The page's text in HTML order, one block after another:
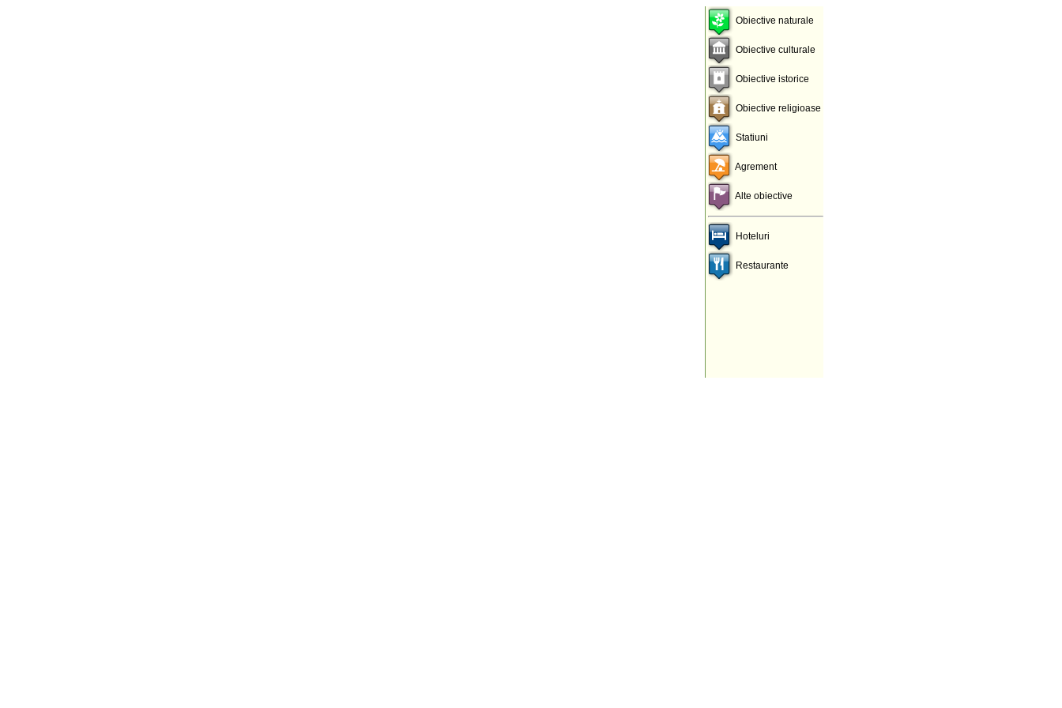
Obiective naturale
Obiective culturale
Obiective istorice
Obiective religioase
Statiuni
Agrement
Alte obiective
Hoteluri
Restaurante